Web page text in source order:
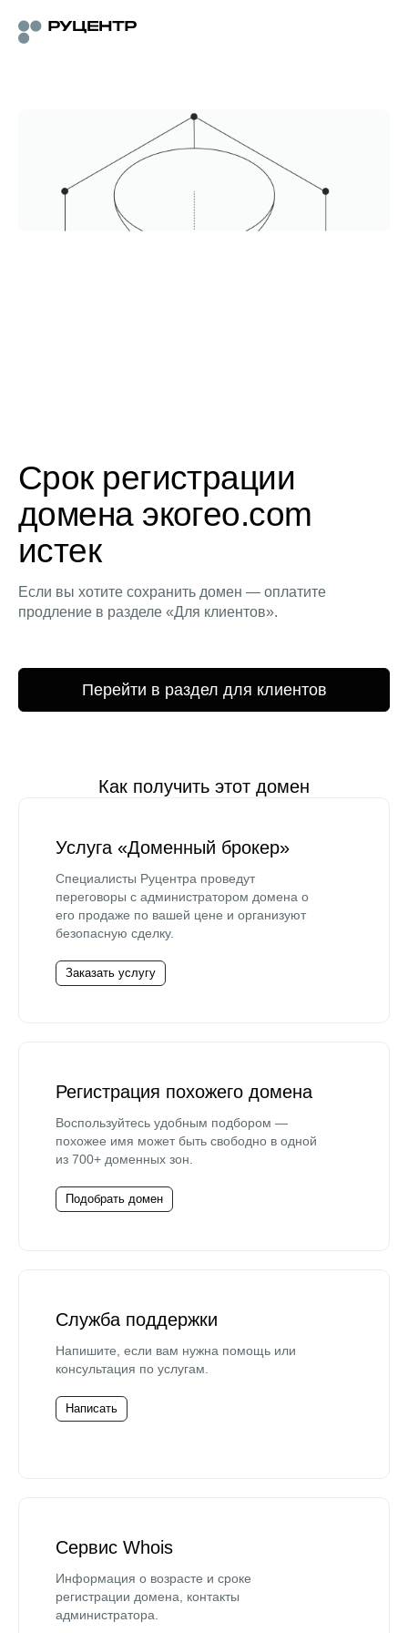
Срок регистрации
домена экогео.com
истек
Если вы хотите сохранить домен — оплатите
продление в разделе «Для клиентов».
Перейти в раздел для клиентов
Как получить этот домен
Услуга «Доменный брокер»
Специалисты Руцентра проведут
переговоры с администратором домена о
его продаже по вашей цене и организуют
безопасную сделку.
Заказать услугу
Регистрация похожего домена
Воспользуйтесь удобным подбором —
похожее имя может быть свободно в одной
из 700+ доменных зон.
Подобрать домен
Служба поддержки
Напишите, если вам нужна помощь или
консультация по услугам.
Написать
Сервис Whois
Информация о возрасте и сроке
регистрации домена, контакты
администратора.